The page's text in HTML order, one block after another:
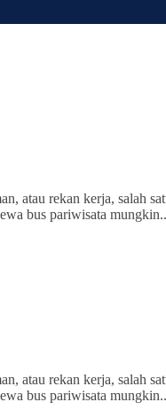
atau rekan kerja, salah
bus pariwisata
atau rekan kerja, salah
bus pariwisata